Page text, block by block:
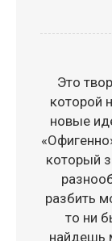
Это
которой
новые
который
разбить
то ни
найдешь